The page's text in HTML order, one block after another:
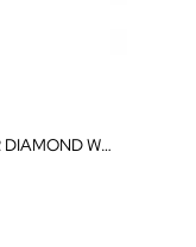
PROTECTOR SOLAR CON COLOR DIAMOND WHITE SPF 50 PA+++ OIL FREE BRILLIANT SUN PROTECTION 30 ML NATURA BISSÉ